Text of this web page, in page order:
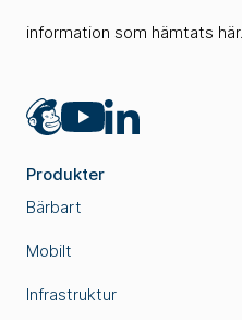
information som hämtats här.
Mailchimp
YouTubeLinkedIn
Produkter
Bärbart
Mobilt
Infrastruktur